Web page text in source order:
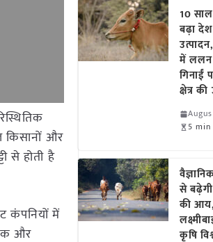
किसानों और
से होती है
कंपनियों में
और
10
बढ़ा
में ललन
गिनाईं
क्षेत्र
5
से
की आय,
कृषि